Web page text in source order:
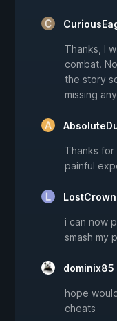
Thanks, I
combat.
the story
missing
Thanks for
painful
i can now
smash my
dominix85
hope
cheats